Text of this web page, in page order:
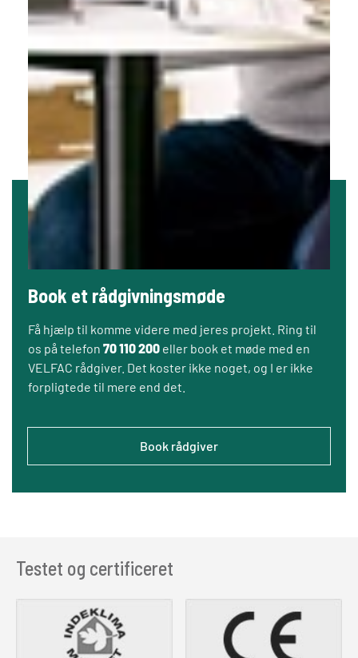
Book et rådgivningsmøde
Få hjælp til komme videre med jeres projekt. Ring til
os på telefon 70 110 200 eller book et møde med en
VELFAC rådgiver. Det koster ikke noget, og I er ikke
forpligtede til mere end det.
Book rådgiver
Testet og certificeret